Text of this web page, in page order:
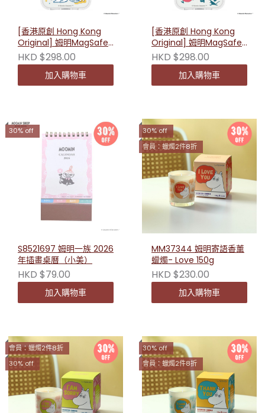
[香港原創 Hong Kong
Original] 姆明MagSafe
防摔手機殼 （友伴拼貼）
HKD $298.00
加入購物車
[香港原創 Hong Kong
Original] 姆明MagSafe
防摔手機殼（友伴冒險）
HKD $298.00
加入購物車
30% off
S8521697 姆明一族 2026
年插畫桌曆（小美）
HKD $79.00
加入購物車
30% off
會員：蠟燭2件8折
MM37344 姆明寄語香薰
蠟燭- Love 150g
HKD $230.00
加入購物車
會員：蠟燭2件8折
30% off
30% off
會員：蠟燭2件8折